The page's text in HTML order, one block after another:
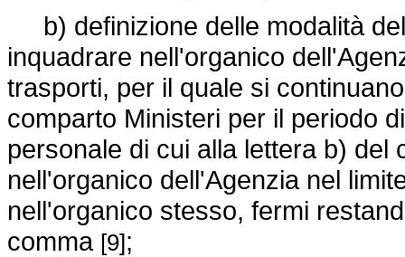
b) definizione delle modalità
inquadrare nell'organico
trasporti, per il quale si
comparto Ministeri per il periodo
personale di cui alla lettera b) del
nell'organico dell'Agenzia nel
nell'organico stesso, fermi
comma [9];